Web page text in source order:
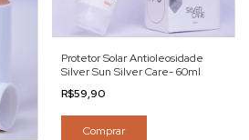
Protetor Solar Antioleosidade
Silver Sun Silver Care- 60ml
R$59,90
Comprar